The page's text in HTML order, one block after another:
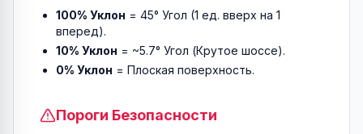
100% Уклон = 45° Угол (1 ед. вверх на 1
вперед).
10% Уклон = ~5.7° Угол (Крутое шоссе).
0% Уклон = Плоская поверхность.
Пороги Безопасности